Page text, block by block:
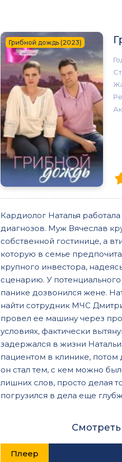
Грибной дождь (2023)
Кардиолог Наталья
диагнозов. Муж Вячеслав
собственной гостинице, а
которую в семье
крупного инвестора,
сценарию. У
панике дозвонился жене.
найти сотрудник МЧС
провел ее машину через
условиях, фактически
задержался в жизни
пациентом в клинике,
он стал тем, с кем можно
лишних слов, просто делая
погрузился в дела еще
Плеер